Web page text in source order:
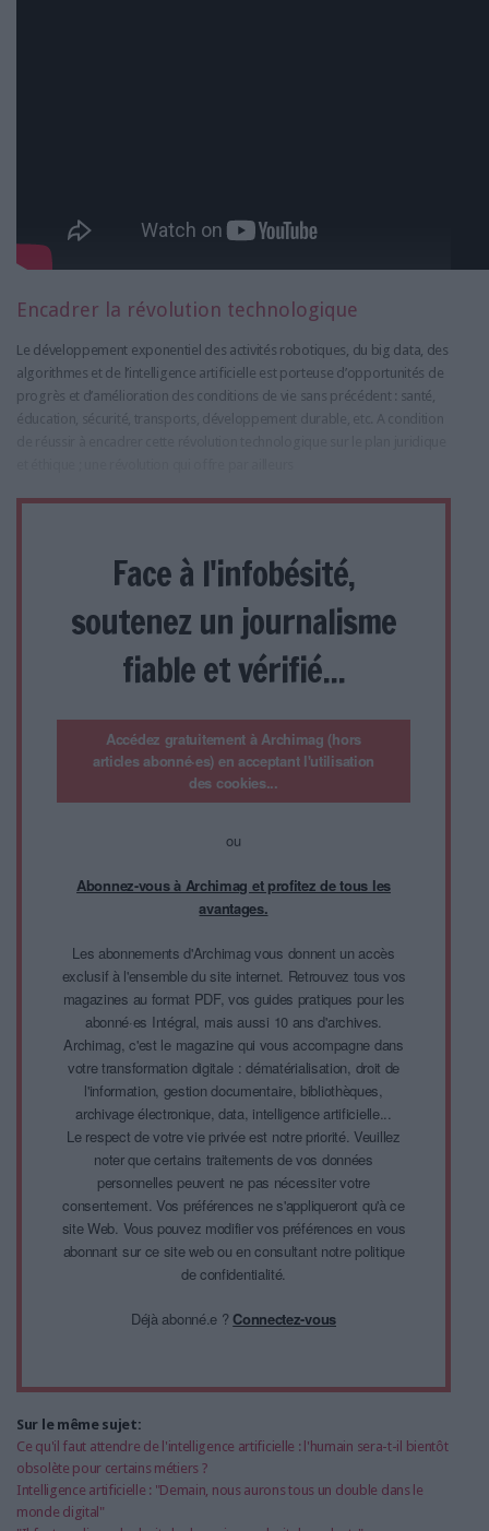
Encadrer la révolution technologique
Le développement exponentiel des activités robotiques, du big data, des
algorithmes et de l’intelligence artificielle est porteuse d’opportunités de
progrès et d’amélioration des conditions de vie sans précédent : santé,
éducation, sécurité, transports, développement durable, etc. A condition
Face à l'infobésité,
soutenez un journalisme
fiable et vérifié...
Accédez gratuitement à Archimag (hors
articles abonné·es) en acceptant l'utilisation
des cookies...
ou
Abonnez-vous à Archimag et profitez de tous les
avantages.
Les abonnements d'Archimag vous donnent un accès
exclusif à l'ensemble du site internet. Retrouvez tous vos
magazines au format PDF, vos guides pratiques pour les
abonné·es Intégral, mais aussi 10 ans d'archives.
Archimag, c'est le magazine qui vous accompagne dans
votre transformation digitale : dématérialisation, droit de
l'information, gestion documentaire, bibliothèques,
archivage électronique, data, intelligence artificielle...
Le respect de votre vie privée est notre priorité. Veuillez
noter que certains traitements de vos données
personnelles peuvent ne pas nécessiter votre
consentement. Vos préférences ne s'appliqueront qu'à ce
site Web. Vous pouvez modifier vos préférences en vous
abonnant sur ce site web ou en consultant notre politique
de confidentialité.
Déjà abonné.e ?Connectez-vous
Sur le même sujet:
Ce qu'il faut attendre de l'intelligence artificielle : l'humain sera-t-il bientôt
obsolète pour certains métiers ?
Intelligence artificielle : "Demain, nous aurons tous un double dans le
monde digital"